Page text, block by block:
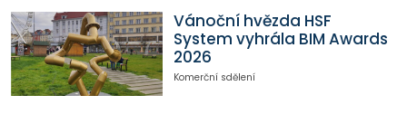
Vánoční hvězda HSF
System vyhrála BIM Awards
2026
Komerční sdělení